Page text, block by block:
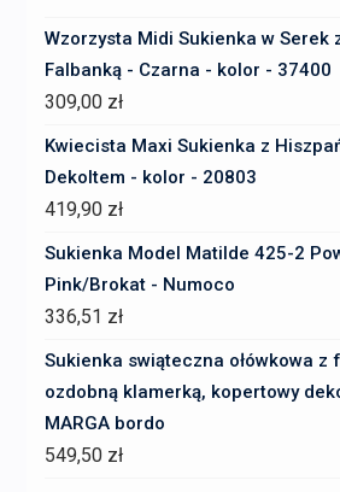
Wzorzysta Midi Sukienka w Serek
Falbanką - Czarna - kolor - 37400
309,00 zł
Kwiecista Maxi Sukienka z
Dekoltem - kolor - 20803
419,90 zł
Sukienka Model Matilde 425-2
Pink/Brokat - Numoco
336,51 zł
Sukienka swiąteczna ołówkowa z
ozdobną klamerką, kopertowy
MARGA bordo
549,50 zł